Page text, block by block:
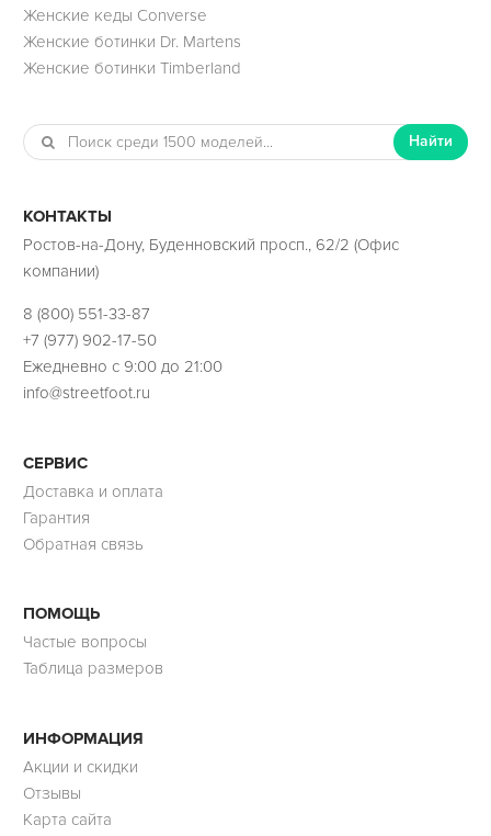
Женские кеды Converse
Женские ботинки Dr. Martens
Женские ботинки Timberland
Найти
КОНТАКТЫ
Ростов-на-Дону, Буденновский просп., 62/2 (Офис
компании)
8 (800) 551-33-87
+7 (977) 902-17-50
Ежедневно с 9:00 до 21:00
info@streetfoot.ru
СЕРВИС
Доставка и оплата
Гарантия
Обратная связь
ПОМОЩЬ
Частые вопросы
Таблица размеров
ИНФОРМАЦИЯ
Акции и скидки
Отзывы
Карта сайта